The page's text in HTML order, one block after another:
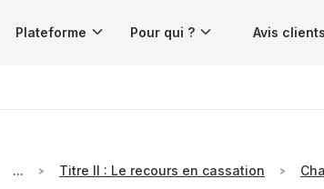
Plateforme Pour qui ? Avis clients
... Titre II : Le recours en cassation